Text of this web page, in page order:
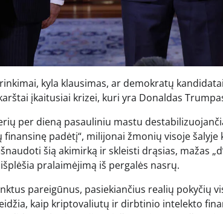
kyla klausimas, ar demokratų
įkaitusiai krizei, kuri yra Donaldas
per dieną pasauliniu mastu
padėtį“, milijonai žmonių visoje
šią akimirką ir skleisti drąsias, mažas
pralaimėjimą iš pergalės nasrų.
pareigūnus, pasiekiančius realių pokyčių
kaip kriptovaliutų ir dirbtinio intelekto